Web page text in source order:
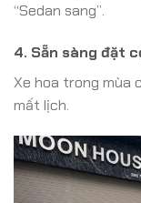
“Sedan sang”.
4. Sẵn sàng đặt
Xe hoa trong mùa
mất lịch.